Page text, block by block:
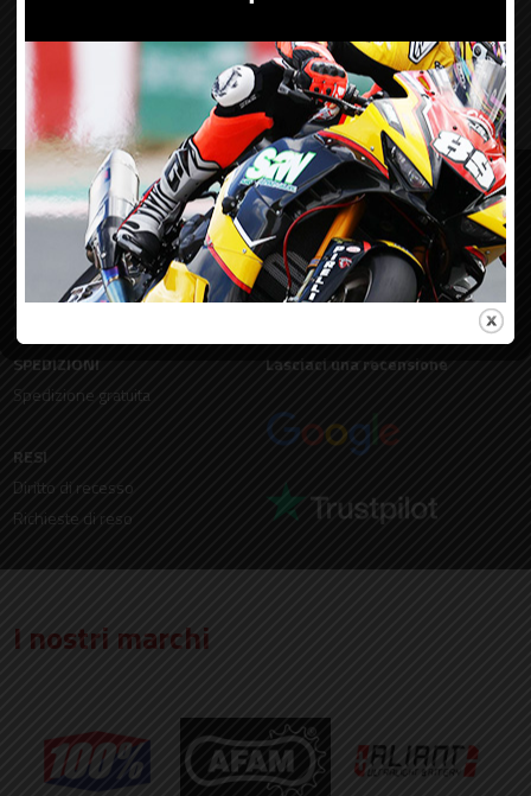
D01
HT-GPXT
PAGAMENTI
Bonifico
Paypal
ORDINI
Condizioni di vendita
Garanzie legali
SPEDIZIONI
Spedizione gratuita
RESI
Diritto di recesso
Richieste di reso
Lasciaci una recensione
I nostri marchi